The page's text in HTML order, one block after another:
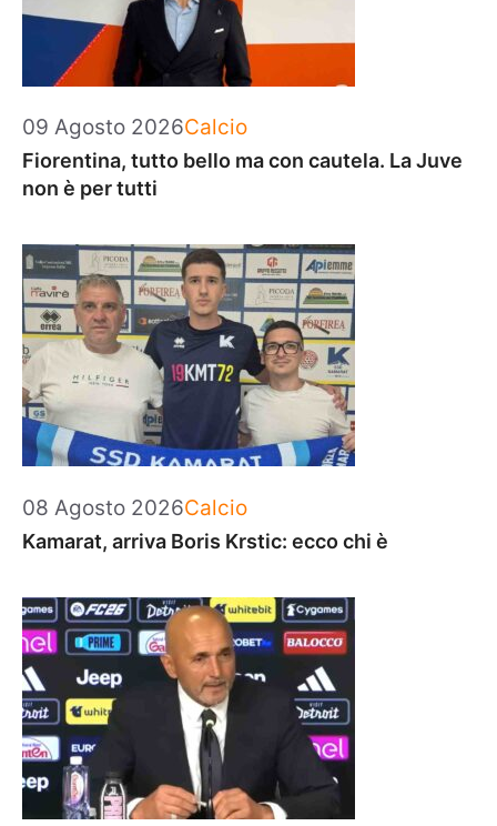
09 Agosto 2026Categorie
Calcio
Fiorentina, tutto bello ma con cautela. La Juve
non è per tutti
08 Agosto 2026Categorie
Calcio
Kamarat, arriva Boris Krstic: ecco chi è